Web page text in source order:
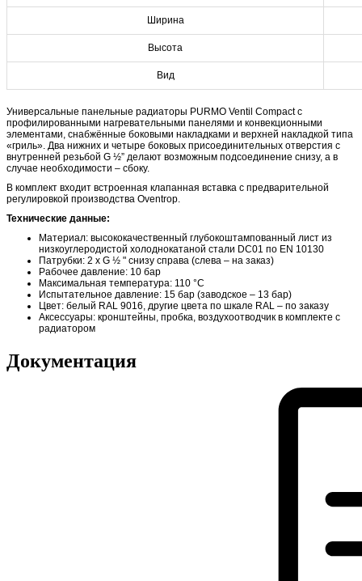
Ширина
Высота
Вид
Универсальные панельные радиаторы PURMO Ventil Compact с
профилированными нагревательными панелями и конвекционными
элементами, снабжённые боковыми накладками и верхней накладкой типа
«гриль». Два нижних и четыре боковых присоединительных отверстия с
внутренней резьбой G ½” делают возможным подсоединение снизу, а в
случае необходимости – сбоку.
В комплект входит встроенная клапанная вставка с предварительной
регулировкой производства Oventrop.
Технические данные:
Материал: высококачественный глубокоштампованный лист из
низкоуглеродистой холоднокатаной стали DC01 по EN 10130
Патрубки: 2 x G ½ " снизу справа (слева – на заказ)
Рабочее давление: 10 бар
Максимальная температура: 110 °C
Испытательное давление: 15 бар (заводское – 13 бар)
Цвет: белый RAL 9016, другие цвета по шкале RAL – по заказу
Аксессуары: кронштейны, пробка, воздухоотводчик в комплекте с
радиатором
Документация